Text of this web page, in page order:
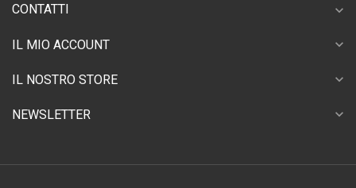
CONTATTI expand_more
IL MIO ACCOUNT expand_more
IL NOSTRO STORE expand_more
NEWSLETTER expand_more